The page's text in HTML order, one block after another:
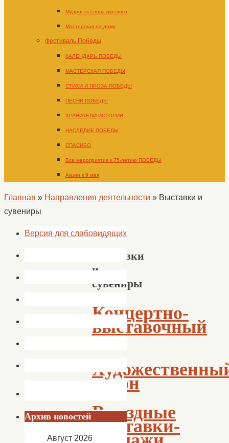
Мудрость слова русского
Мастерская на дому
Фестиваль Победы
КАЛЕНДАРЬ ПОБЕДЫ
МАСТЕРСКАЯ ПОБЕДЫ
СТИХИ И ПРОЗА ПОБЕДЫ
ПЕСНИ ПОБЕДЫ
ХРАНИТЕЛИ ИСТОРИИ
НАСЛЕДИЕ ПОБЕДЫ
СПАСИБО
Все мероприятия к 75-летию ПОБЕДЫ
Акции к 9 мая
Главная » Направления деятельности » Выставки и
сувениры
Выставки
и
сувениры
Концертно-
выставочный
зал
салон
Выездные
выставки-
Версия для слабовидящих
Архив новостей
Август 2026